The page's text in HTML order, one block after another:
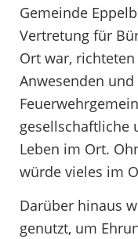
Gemeinde
Vertretung für
Ort war,
Anwesenden
gesellschaftliche
Leben im Ort.
würde vieles im
Darüber hinaus
genutzt, um